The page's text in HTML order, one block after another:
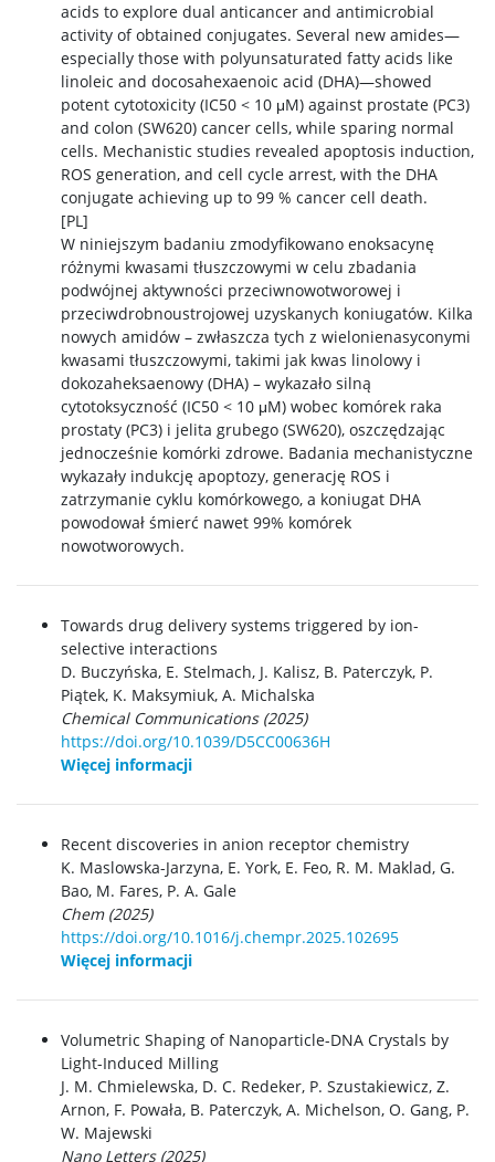
acids to explore dual anticancer and antimicrobial
activity of obtained conjugates. Several new amides—
especially those with polyunsaturated fatty acids like
linoleic and docosahexaenoic acid (DHA)—showed
potent cytotoxicity (IC50 < 10 μM) against prostate (PC3)
and colon (SW620) cancer cells, while sparing normal
cells. Mechanistic studies revealed apoptosis induction,
ROS generation, and cell cycle arrest, with the DHA
conjugate achieving up to 99 % cancer cell death.
[PL]
W niniejszym badaniu zmodyfikowano enoksacynę
różnymi kwasami tłuszczowymi w celu zbadania
podwójnej aktywności przeciwnowotworowej i
przeciwdrobnoustrojowej uzyskanych koniugatów. Kilka
nowych amidów – zwłaszcza tych z wielonienasyconymi
kwasami tłuszczowymi, takimi jak kwas linolowy i
dokozaheksaenowy (DHA) – wykazało silną
cytotoksyczność (IC50 < 10 μM) wobec komórek raka
prostaty (PC3) i jelita grubego (SW620), oszczędzając
jednocześnie komórki zdrowe. Badania mechanistyczne
wykazały indukcję apoptozy, generację ROS i
zatrzymanie cyklu komórkowego, a koniugat DHA
powodował śmierć nawet 99% komórek
nowotworowych.
Towards drug delivery systems triggered by ion-
selective interactions
D. Buczyńska, E. Stelmach, J. Kalisz, B. Paterczyk, P.
Piątek, K. Maksymiuk, A. Michalska
Chemical Communications (2025)
https://doi.org/10.1039/D5CC00636H
Więcej informacji
Recent discoveries in anion receptor chemistry
K. Maslowska-Jarzyna, E. York, E. Feo, R. M. Maklad, G.
Bao, M. Fares, P. A. Gale
Chem (2025)
https://doi.org/10.1016/j.chempr.2025.102695
Więcej informacji
Volumetric Shaping of Nanoparticle-DNA Crystals by
Light-Induced Milling
J. M. Chmielewska, D. C. Redeker, P. Szustakiewicz, Z.
Arnon, F. Powała, B. Paterczyk, A. Michelson, O. Gang, P.
W. Majewski
Nano Letters (2025)